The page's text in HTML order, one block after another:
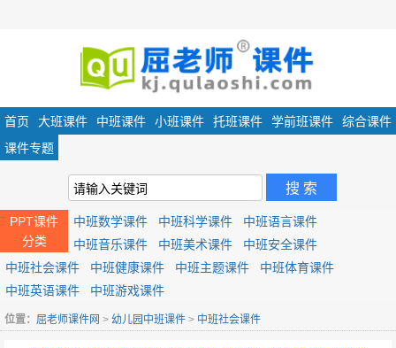
首页 大班课件 中班课件 小班课件 托班课件 学前班课件
综合课件
课件专题
PPT课件
分类
中班数学课件 中班科学课件
中班语言课件
中班音乐课件
中班美术课件
中班安全课件
中班社会课件
中班健康课件 中班主题课件
中班体育课件
中班英语课件
中班游戏课件
位置： 屈老师课件网 > 幼儿园中班课件 > 中班社会课件